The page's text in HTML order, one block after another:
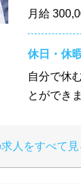
月給
休日・休
自分で休
とができ
人をすべて見